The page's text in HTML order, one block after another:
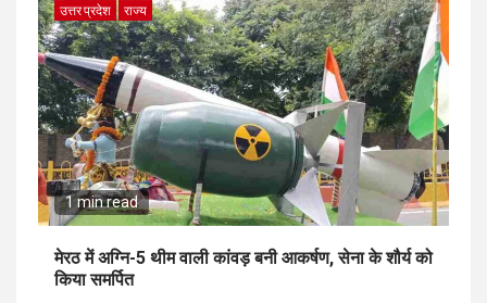
उत्तर प्रदेश राज्य
1 min read
मेरठ में अग्नि-5 थीम वाली कांवड़ बनी आकर्षण, सेना के शौर्य को
किया समर्पित